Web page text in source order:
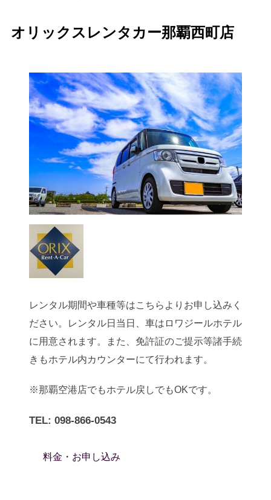
オリックスレンタカー那覇西町店
レンタル期間や車種等はこちらよりお申し込みく
ださい。レンタル日当日、車はロワジールホテル
に用意されます。また、免許証のご提示等諸手続
きもホテル内カウンターにて行われます。
※那覇空港店でもホテル戻しでもOKです。
TEL: 098-866-0543
料金・お申し込み